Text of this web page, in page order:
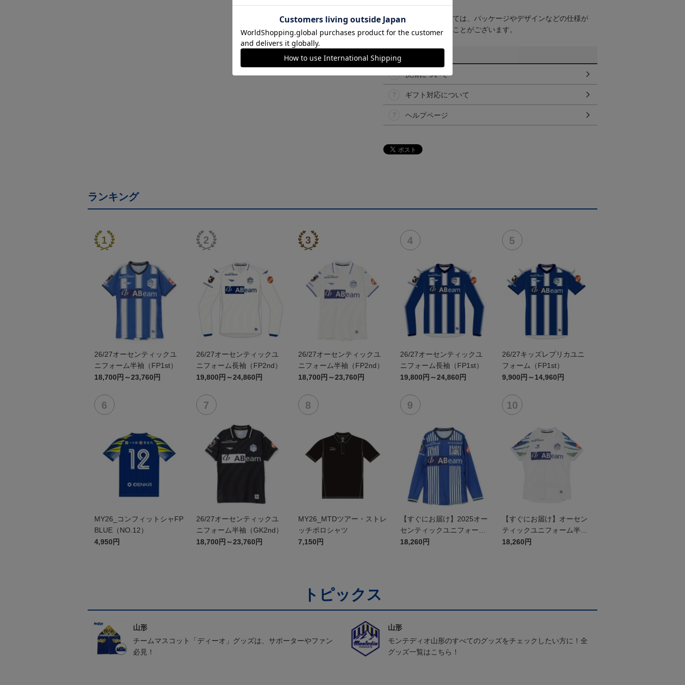
【仕様について】
取り扱い商品によっては、パッケージやデザインなどの仕様が
予告なく変更になることがございます。
その他
決済について
ギフト対応について
ヘルプページ
ランキング
26/27オーセンティックユ
ニフォーム半袖（FP1st）
18,700円～23,760円
26/27オーセンティックユ
ニフォーム長袖（FP2nd）
19,800円～24,860円
26/27オーセンティックユ
ニフォーム半袖（FP2nd）
18,700円～23,760円
26/27オーセンティックユ
ニフォーム長袖（FP1st）
19,800円～24,860円
26/27キッズレプリカユニ
フォーム（FP1st）
9,900円～14,960円
MY26_コンフィットシャFP
BLUE（NO.12）
4,950円
26/27オーセンティックユ
ニフォーム半袖（GK2nd）
18,700円～23,760円
MY26_MTDツアー・ストレ
ッチポロシャツ
7,150円
【すぐにお届け】2025オー
センティックユニフォーム
FP1st（長袖）
18,260円
【すぐにお届け】オーセン
ティックユニフォーム半袖
（2026百年構想リーグ）F
18,260円
トピックス
山形
チームマスコット「ディーオ」グッズは、サポーターやファン
必見！
山形
モンテディオ山形のすべてのグッズをチェックしたい方に！全
グッズ一覧はこちら！